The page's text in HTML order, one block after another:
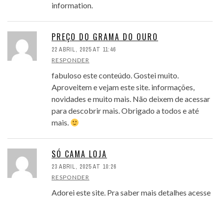
information.
PREÇO DO GRAMA DO OURO
22 ABRIL, 2025 AT 11:46
RESPONDER
fabuloso este conteúdo. Gostei muito.
Aproveitem e vejam este site. informações,
novidades e muito mais. Não deixem de acessar
para descobrir mais. Obrigado a todos e até
mais.
SÓ CAMA LOJA
23 ABRIL, 2025 AT 10:26
RESPONDER
Adorei este site. Pra saber mais detalhes acesse